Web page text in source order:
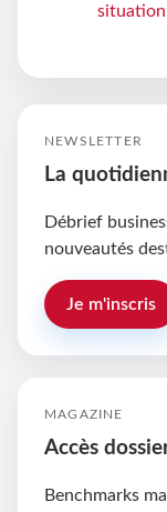
situation
NEWSLETTER
La
Débrief
nouveautés
Je m'inscris
MAGAZINE
Accès
Benchmarks